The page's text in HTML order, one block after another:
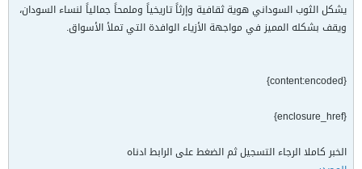
يشكل الثوب السوداني هوية ثقافية وإرثاً تاريخياً وملمحاً جمالياً لنساء السودان،
ويقف بشكله المميز في مواجهة الأزياء الوافدة التي تملأ الأسواق.
{content:encoded}
{enclosure_href}
الخبر كاملا الرجاء التسجيل ثم الضغط على الرابط ادناه